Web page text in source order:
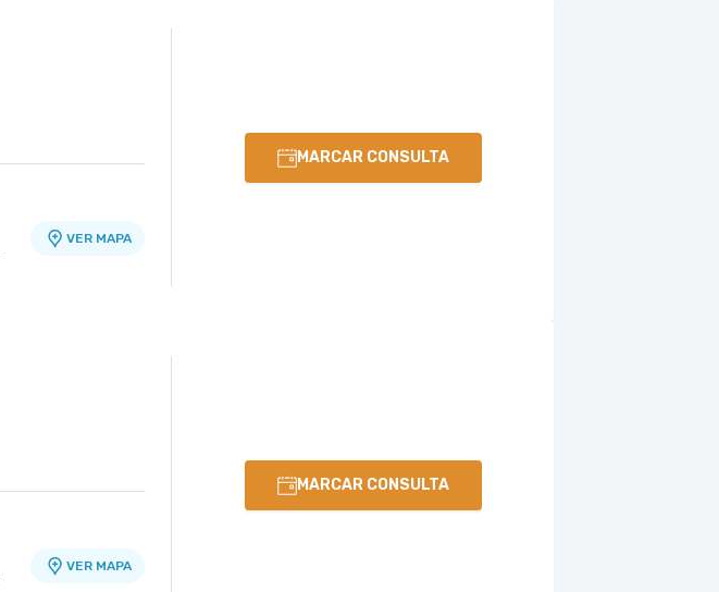
MARCAR CONSULTA
VER MAPA
MARCAR CONSULTA
VER MAPA